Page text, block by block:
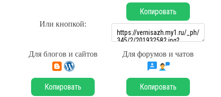
Или кнопкой:
Копировать
Для блогов и сайтов Для форумов и чатов
Копировать Копировать